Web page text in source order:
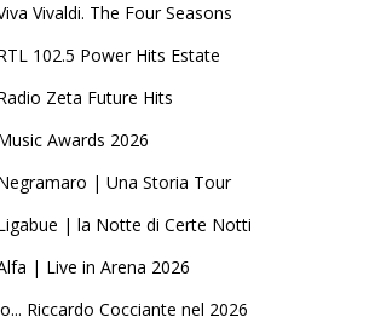
Vivaldi. The Four Seasons
102.5 Power Hits Estate
Zeta Future Hits
Awards 2026
| Una Storia Tour
| la Notte di Certe Notti
| Live in Arena 2026
Riccardo Cocciante nel 2026